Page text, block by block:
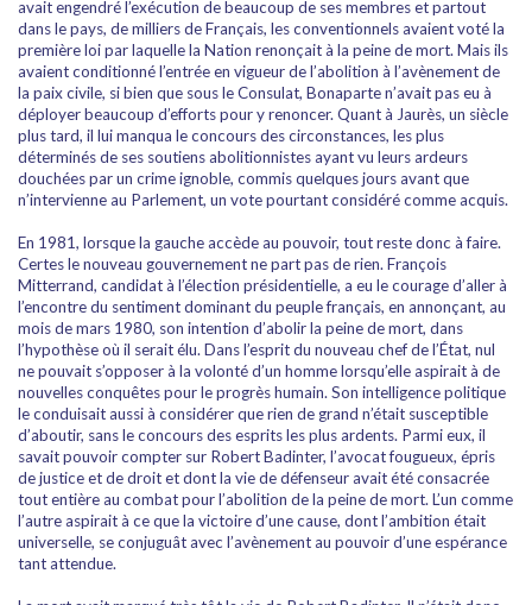
avait engendré l’exécution de beaucoup de ses membres et partout
dans le pays, de milliers de Français, les conventionnels avaient voté la
première loi par laquelle la Nation renonçait à la peine de mort. Mais ils
avaient conditionné l’entrée en vigueur de l’abolition à l’avènement de
la paix civile, si bien que sous le Consulat, Bonaparte n’avait pas eu à
déployer beaucoup d’efforts pour y renoncer. Quant à Jaurès, un siècle
plus tard, il lui manqua le concours des circonstances, les plus
déterminés de ses soutiens abolitionnistes ayant vu leurs ardeurs
douchées par un crime ignoble, commis quelques jours avant que
n’intervienne au Parlement, un vote pourtant considéré comme acquis.
En 1981, lorsque la gauche accède au pouvoir, tout reste donc à faire.
Certes le nouveau gouvernement ne part pas de rien. François
Mitterrand, candidat à l’élection présidentielle, a eu le courage d’aller à
l’encontre du sentiment dominant du peuple français, en annonçant, au
mois de mars 1980, son intention d’abolir la peine de mort, dans
l’hypothèse où il serait élu. Dans l’esprit du nouveau chef de l’État, nul
ne pouvait s’opposer à la volonté d’un homme lorsqu’elle aspirait à de
nouvelles conquêtes pour le progrès humain. Son intelligence politique
le conduisait aussi à considérer que rien de grand n’était susceptible
d’aboutir, sans le concours des esprits les plus ardents. Parmi eux, il
savait pouvoir compter sur Robert Badinter, l’avocat fougueux, épris
de justice et de droit et dont la vie de défenseur avait été consacrée
tout entière au combat pour l’abolition de la peine de mort. L’un comme
l’autre aspirait à ce que la victoire d’une cause, dont l’ambition était
universelle, se conjuguât avec l’avènement au pouvoir d’une espérance
tant attendue.